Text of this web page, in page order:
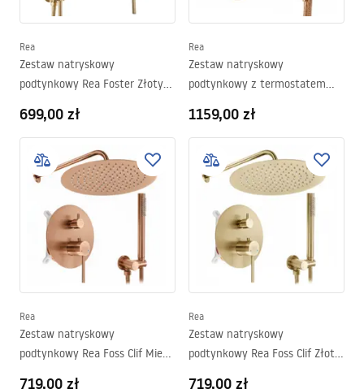
Rea
Zestaw natryskowy
podtynkowy Rea Foster Złoty
699,00 zł
Rea
Zestaw natryskowy
podtynkowy z termostatem
+ BOX
1159,00 zł
Rea
Zestaw natryskowy
podtynkowy Rea Foss Clif Miedź
719,00 zł
Rea
Zestaw natryskowy
podtynkowy Rea Foss Clif Złoty
719,00 zł